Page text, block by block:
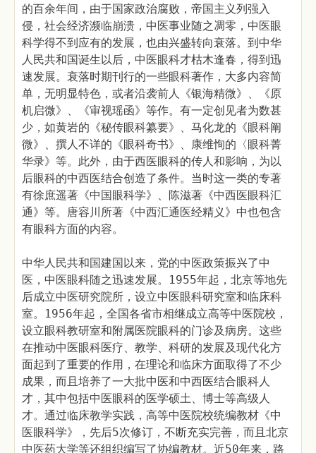
的百余年间，由于国家政治腐败，帝国主义列强入
侵，社会经济濒临崩溃，中医事业随之凋零，中医眼
科学得不到应有的发展，也由兴盛转向衰落。到中华
人民共和国诞生以后，中医眼科才枯木逢春，得到迅
速发展。衰落时期刊行的一些眼科著作，大多内容简
单，无明显特色，或者沿袭前人《银海精微》、《原
机启微》、《审视瑶函》等作。有一定创见者为数甚
少，如黄岩的《秘传眼科纂要》、马化龙的《眼科阐
微》、撰人不详的《眼科奇书》、康维恂的〈眼科菁
华录》等。此外，由于西医眼科的传人和影响，为以
后眼科的中西医结合创造了条件。当时这一类的专著
有徐庶遥著《中国眼科学》、陈滋著《中西医眼科汇
通》等。唐容川所著《中西汇通医经精义》中也包含
有眼科方面的内容。
中华人民共和国建国以来，党的中医政策振兴了中
医，中医眼科随之迅速发展。1955年起，北京等地先
后成立中医研究院所，设立中医眼科研究室和临床科
室。1956年起，全国各省市相继成立高等中医院校，
设立眼科教研室和附属医院眼科的门诊及病房。这些
在推动中医眼科医疗、教学、科研的发展及现代化方
面起到了重要的作用，在理论和临床方面取得了不少
成果，而且培养了一大批中医和中西医结合眼科人
才，其中包括中医眼科的医学硕土、博士等高级人
才。通过临床教学实践，高等中医院校统编教材《中
医眼科学》，先后5次修订，不断充实完善，而且北京
中医药大学等还组织编写了协编教材。近50年来，路